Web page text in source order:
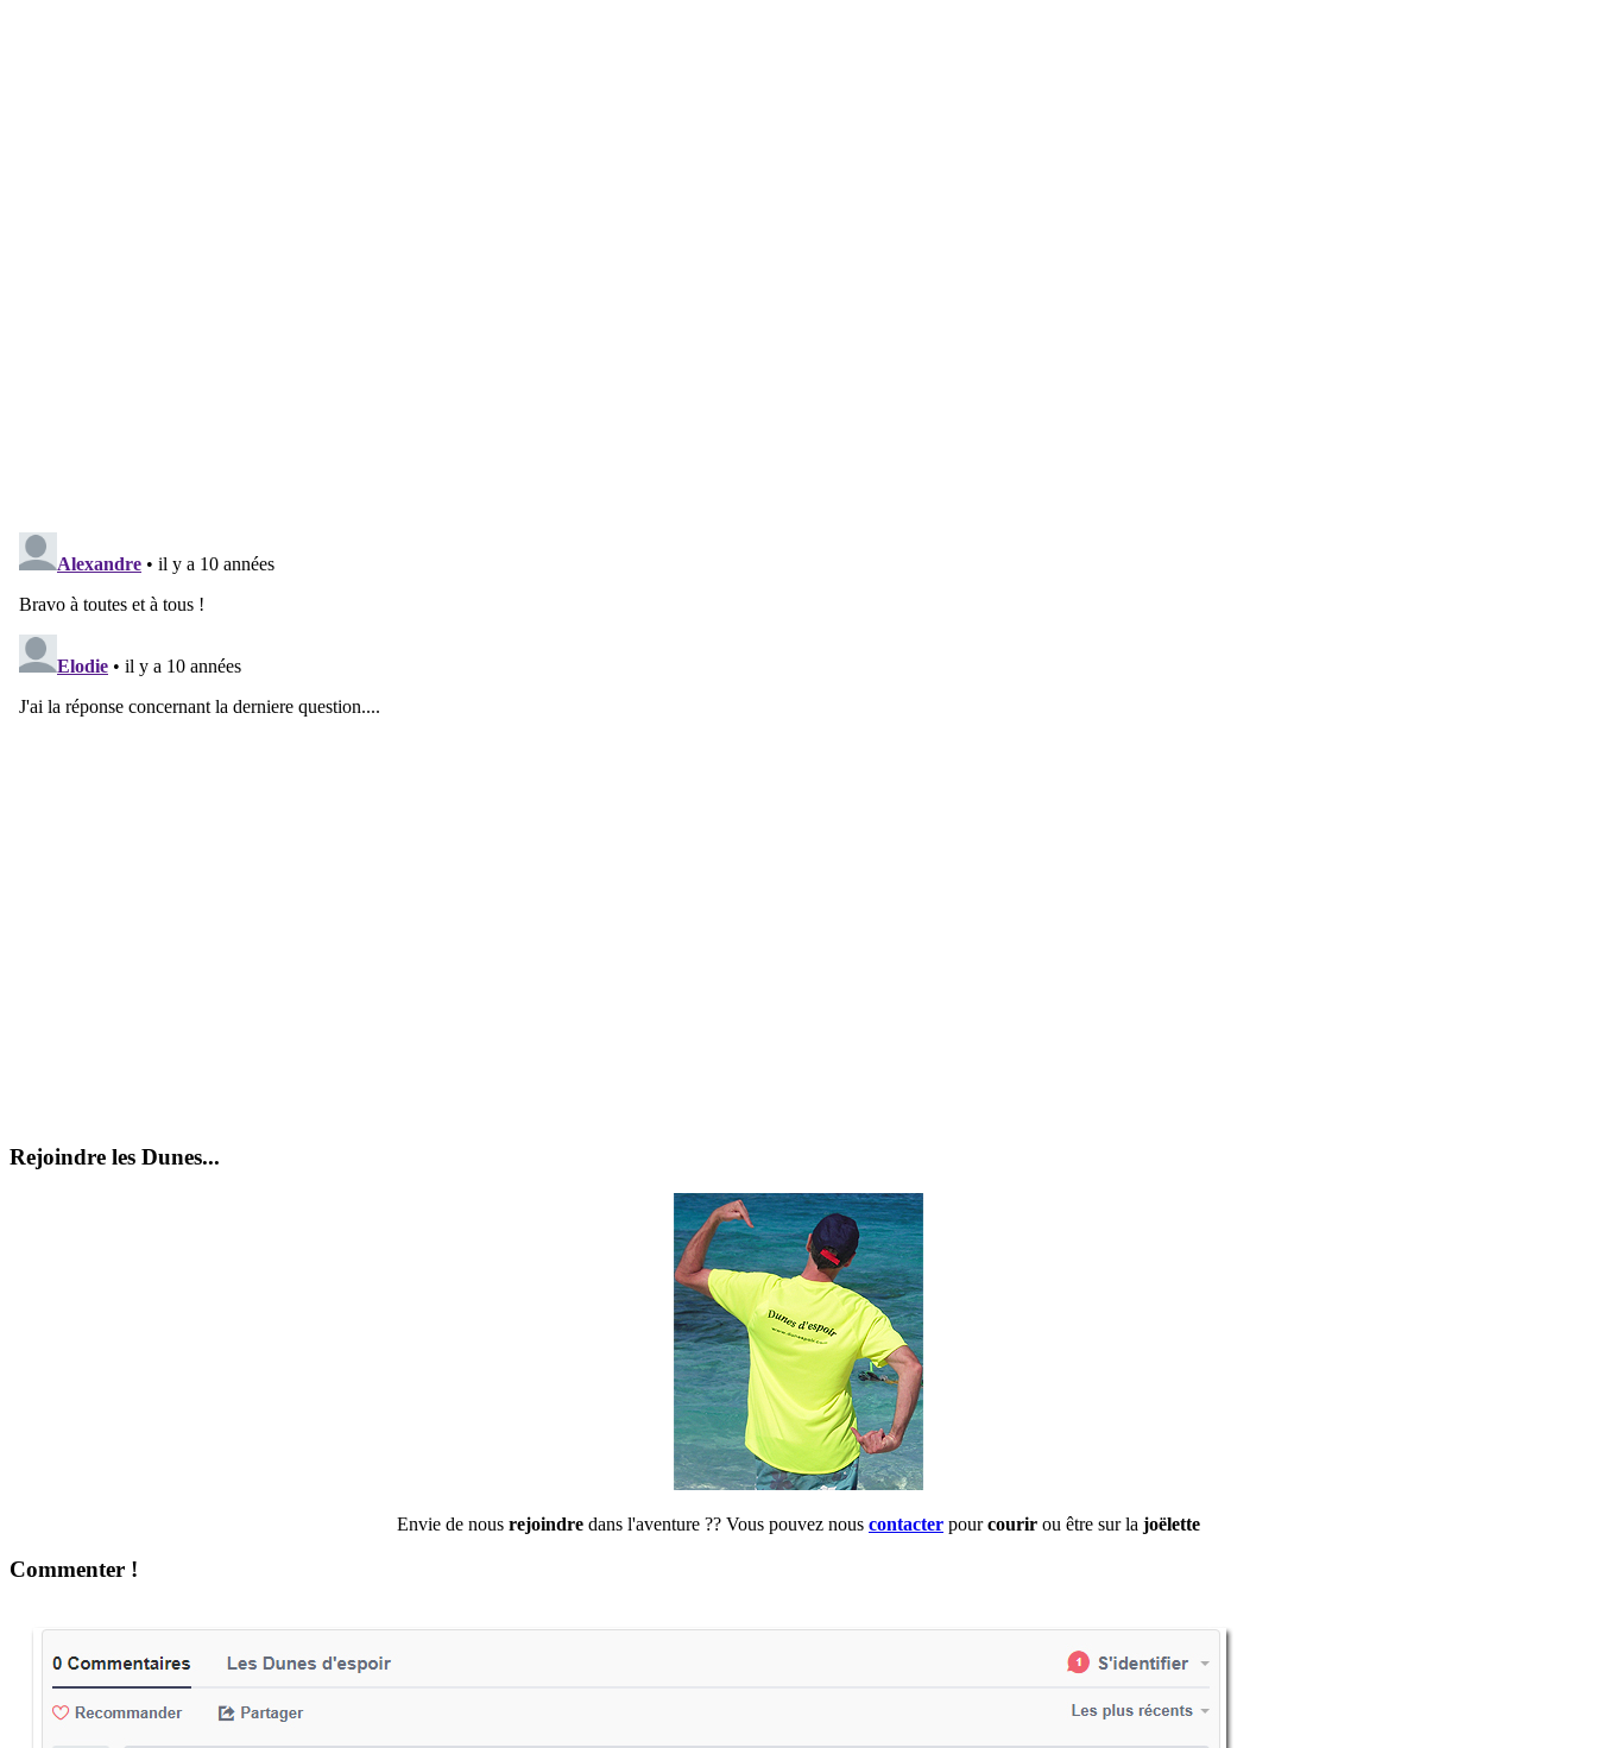
Rejoindre les Dunes...
Envie de nous rejoindre dans l'aventure ?? Vous pouvez nous contacter pourcourir ou être sur la joëlette
Commenter !